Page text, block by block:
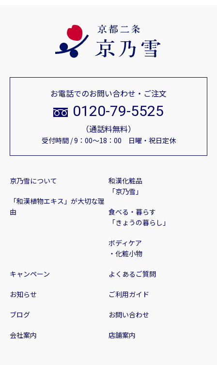
京乃雪について
「和漢植物エキス」が大切な理
由
和漢化粧品
「京乃雪」
食べる・暮らす
「きょうの暮らし」
ボディケア
・化粧小物
キャンペーン
お知らせ
ブログ
会社案内 店舗案内
よくあるご質問
ご利用ガイド
お問い合わせ
お電話でのお問い合わせ・ご注文
0120-79-5525
（通話料無料）
受付時間 / 9：00～18：00 日曜・祝日定休